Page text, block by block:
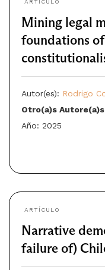
ARTÍCULO
Mining legal
foundations
Autor(es): Rodrigo
Otro(a)s
Año: 2025
ARTÍCULO
Narrative
failure of)